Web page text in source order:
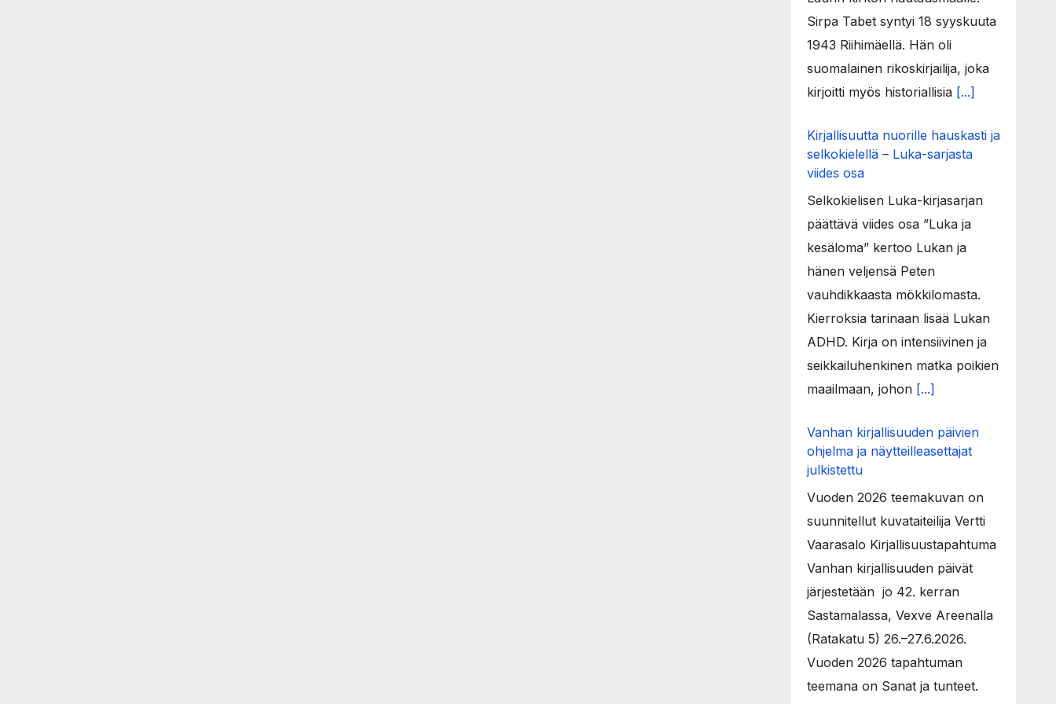
Sirpa Tabet syntyi 18 syyskuuta
1943 Riihimäellä. Hän oli
suomalainen rikoskirjailija, joka
kirjoitti myös historiallisia [...]
Kirjallisuutta nuorille hauskasti ja
selkokielellä – Luka-sarjasta
viides osa
Selkokielisen Luka-kirjasarjan
päättävä viides osa ”Luka ja
kesäloma” kertoo Lukan ja
hänen veljensä Peten
vauhdikkaasta mökkilomasta.
Kierroksia tarinaan lisää Lukan
ADHD. Kirja on intensiivinen ja
seikkailuhenkinen matka poikien
maailmaan, johon [...]
Vanhan kirjallisuuden päivien
ohjelma ja näytteilleasettajat
julkistettu
Vuoden 2026 teemakuvan on
suunnitellut kuvataiteilija Vertti
Vaarasalo Kirjallisuustapahtuma
Vanhan kirjallisuuden päivät
järjestetään jo 42. kerran
Sastamalassa, Vexve Areenalla
(Ratakatu 5) 26.–27.6.2026.
Vuoden 2026 tapahtuman
teemana on Sanat ja tunteet.